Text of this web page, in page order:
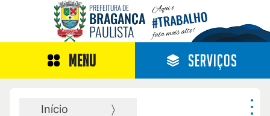
PREFEITURA DE
BRAGANÇA
PAULISTA
Aqui o
#TRABALHO
fala mais alto!
MENU SERVIÇOS
Início